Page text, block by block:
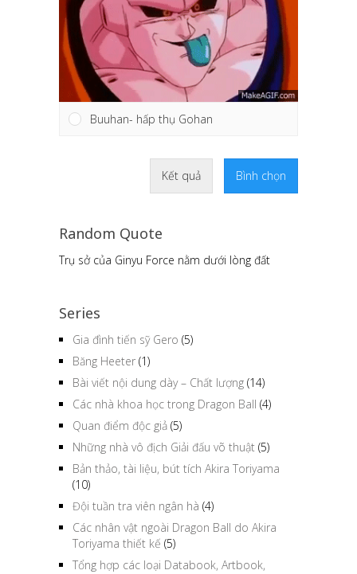
Buuhan- hấp thụ Gohan
Kết quả Bình chọn
Random Quote
Trụ sở của Ginyu Force nằm dưới lòng đất
Series
Gia đình tiến sỹ Gero (5)
Băng Heeter (1)
Bài viết nội dung dày – Chất lượng (14)
Các nhà khoa học trong Dragon Ball (4)
Quan điểm độc giả (5)
Những nhà vô địch Giải đấu võ thuật (5)
Bản thảo, tài liệu, bút tích Akira Toriyama
(10)
Đội tuần tra viên ngân hà (4)
Các nhân vật ngoài Dragon Ball do Akira
Toriyama thiết kế (5)
Tổng hợp các loại Databook, Artbook,